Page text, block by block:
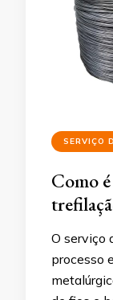
SERVIÇO
Como
O serviço
processo